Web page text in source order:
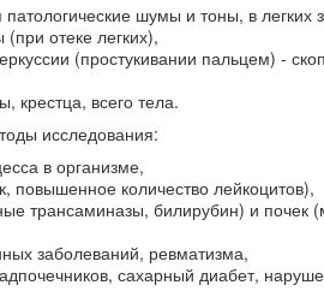
шумы и тоны, в легких
отеке легких),
(простукивании пальцем) -
крестца, всего тела.
исследования:
в организме,
повышенное количество лейкоцитов),
трансаминазы, билирубин) и почек
заболеваний, ревматизма,
сахарный диабет,